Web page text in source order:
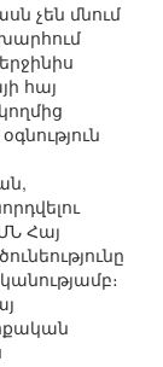
չեն մնում
հայ
Հայ